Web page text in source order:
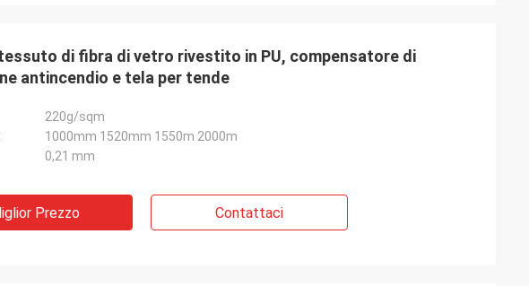
di fibra di vetro rivestito in PU, compensatore di
antincendio e tela per tende
220g/sqm
1000mm 1520mm 1550m 2000m
0,21 mm
Prezzo Contattaci